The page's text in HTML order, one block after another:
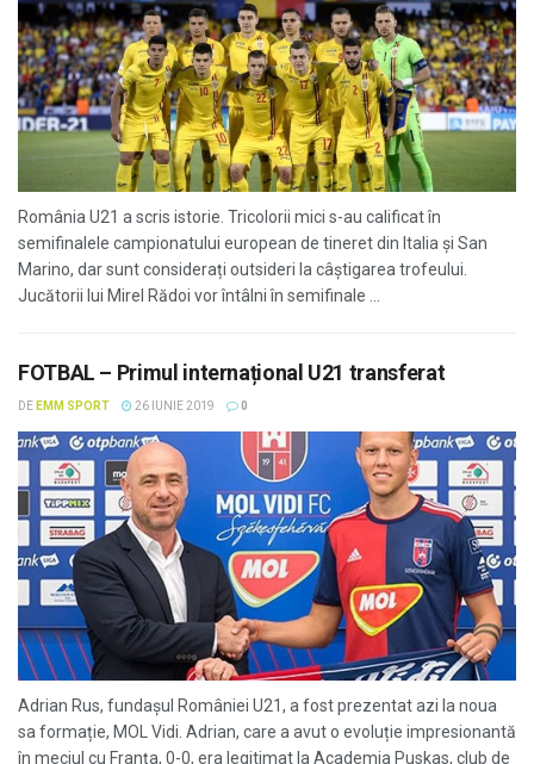
România U21 a scris istorie. Tricolorii mici s-au calificat în
semifinalele campionatului european de tineret din Italia și San
Marino, dar sunt considerați outsideri la câștigarea trofeului.
Jucătorii lui Mirel Rădoi vor întâlni în semifinale ...
FOTBAL – Primul internațional U21 transferat
DE EMM SPORT 26 IUNIE 2019 0
Adrian Rus, fundașul României U21, a fost prezentat azi la noua
sa formație, MOL Vidi. Adrian, care a avut o evoluție impresionantă
în meciul cu Franța, 0-0, era legitimat la Academia Puskas, club de